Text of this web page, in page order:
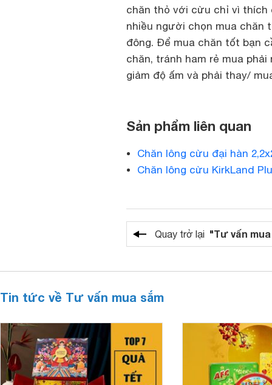
chăn thỏ với cừu chỉ vì thích
nhiều người chọn mua chăn
đông. Để mua chăn tốt bạn
chăn, tránh ham rẻ mua
giảm độ ấm và phải thay/
Sản phẩm liên quan
Chăn lông cừu đại hàn
Chăn lông cừu KirkLand
Quay trở lại "Tư vấn
Tin tức về Tư vấn mua sắm